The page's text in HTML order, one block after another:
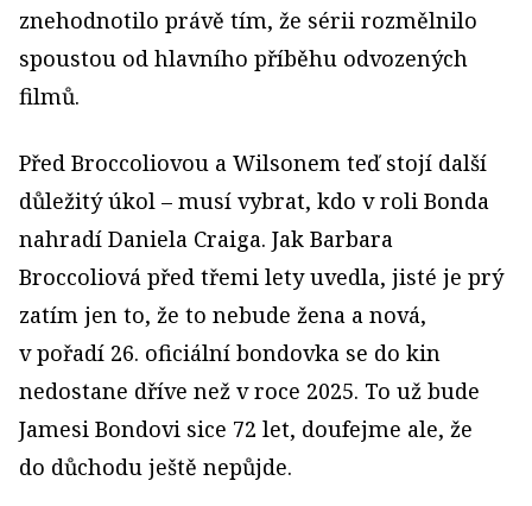
znehodnotilo právě tím, že sérii rozmělnilo
spoustou od hlavního příběhu odvozených
filmů.
Před Broccoliovou a Wilsonem teď stojí další
důležitý úkol – musí vybrat, kdo v roli Bonda
nahradí Daniela Craiga. Jak Barbara
Broccoliová před třemi lety uvedla, jisté je prý
zatím jen to, že to nebude žena a nová,
v pořadí 26. oficiální bondovka se do kin
nedostane dříve než v roce 2025. To už bude
Jamesi Bondovi sice 72 let, doufejme ale, že
do důchodu ještě nepůjde.